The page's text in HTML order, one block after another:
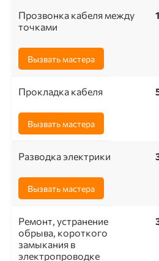
Прозвонка кабеля между
точками
Вызвать мастера
Прокладка кабеля
Вызвать мастера
Разводка электрики
Вызвать мастера
Ремонт, устранение
обрыва, короткого
замыкания в
электропроводке